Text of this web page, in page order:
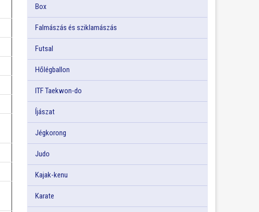
Box
Falmászás és sziklamászás
Futsal
Hőlégballon
ITF Taekwon-do
Íjászat
Jégkorong
Judo
Kajak-kenu
Karate